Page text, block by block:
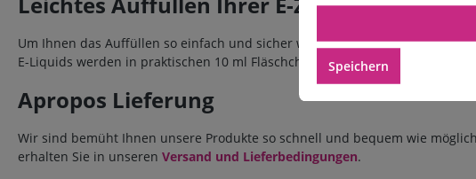
Um Ihnen das Auffüllen so einfach und sicher wie möglich zu machen,
E-Liquids werden in praktischen 10 ml Fläschchen ausgeliefert.
Apropos Lieferung
Wir sind bemüht Ihnen unsere Produkte so schnell und bequem wie
erhalten Sie in unseren Versand und Lieferbedingungen.
Speichern